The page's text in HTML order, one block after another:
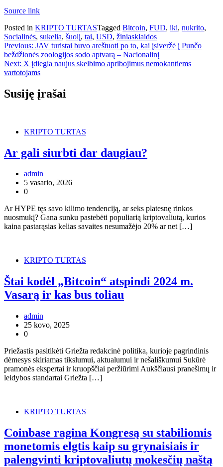
Source link
Posted in KRIPTO TURTASTagged Bitcoin, FUD, iki, nukrito,
Socialinės, sukelia, šuolį, tai, USD, žiniasklaidos
Navigacija
tarp
įrašų
Previous: JAV turistai buvo areštuoti po to, kai įsiveržė į Punčo
beždžionės zoologijos sodo aptvarą – Nacionalinį
Next: X įdiegia naujus skelbimo apribojimus nemokantiems
vartotojams
Susiję įrašai
KRIPTO TURTAS
Ar gali siurbti dar daugiau?
admin
5 vasario, 2026
0
Ar HYPE tęs savo kilimo tendenciją, ar seks platesnę rinkos
nuosmukį? Gana sunku pastebėti populiarią kriptovaliutą, kurios
kaina pastarąsias kelias savaites nesumažėjo 20% ar net […]
KRIPTO TURTAS
Štai kodėl „Bitcoin“ atspindi 2024 m.
Vasarą ir kas bus toliau
admin
25 kovo, 2025
0
Priežastis pasitikėti Griežta redakcinė politika, kurioje pagrindinis
dėmesys skiriamas tikslumui, aktualumui ir nešališkumui Sukūrė
pramonės ekspertai ir kruopščiai peržiūrimi Aukščiausi pranešimų ir
leidybos standartai Griežta […]
KRIPTO TURTAS
Coinbase ragina Kongresą su stabiliomis
monetomis elgtis kaip su grynaisiais ir
palengvinti kriptovaliutų mokesčių naštą